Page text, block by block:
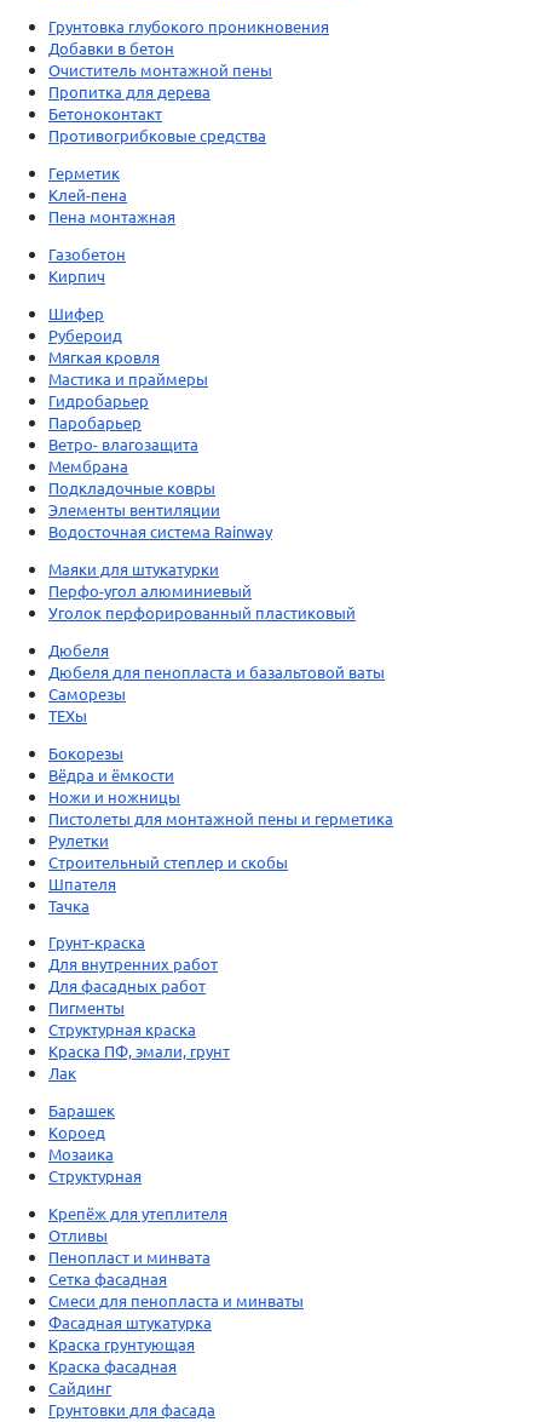
Грунтовка глубокого проникновения
Добавки в бетон
Очиститель монтажной пены
Пропитка для дерева
Бетоноконтакт
Противогрибковые средства
Герметик
Клей-пена
Пена монтажная
Газобетон
Кирпич
Шифер
Рубероид
Мягкая кровля
Мастика и праймеры
Гидробарьер
Паробарьер
Ветро- влагозащита
Мембрана
Подкладочные ковры
Элементы вентиляции
Водосточная система Rainway
Маяки для штукатурки
Перфо-угол алюминиевый
Уголок перфорированный пластиковый
Дюбеля
Дюбеля для пенопласта и базальтовой ваты
Саморезы
ТЕХы
Бокорезы
Вёдра и ёмкости
Ножи и ножницы
Пистолеты для монтажной пены и герметика
Рулетки
Строительный степлер и скобы
Шпателя
Тачка
Грунт-краска
Для внутренних работ
Для фасадных работ
Пигменты
Структурная краска
Краска ПФ, эмали, грунт
Лак
Барашек
Короед
Мозаика
Структурная
Крепёж для утеплителя
Отливы
Пенопласт и минвата
Сетка фасадная
Смеси для пенопласта и минваты
Фасадная штукатурка
Краска грунтующая
Краска фасадная
Сайдинг
Грунтовки для фасада